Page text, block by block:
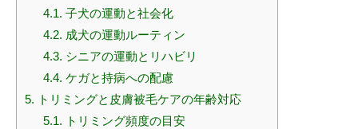
4.1. 子犬の運動と社会化
4.2. 成犬の運動ルーティン
4.3. シニアの運動とリハビリ
4.4. ケガと持病への配慮
5. トリミングと皮膚被毛ケアの年齢対応
5.1. トリミング頻度の目安